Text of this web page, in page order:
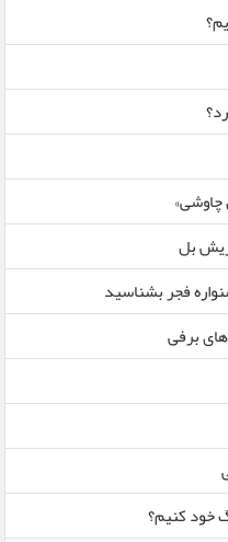
چاوشی»
بل
فجر بشناسید
برفی
خود کنیم؟